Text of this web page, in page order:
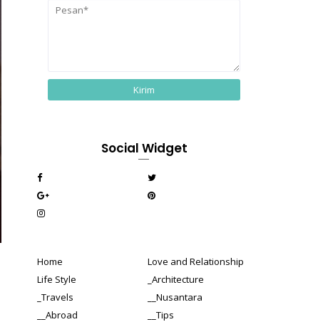
Social Widget
Home
Love and Relationship
Life Style
_Architecture
_Travels
__Nusantara
__Abroad
__Tips